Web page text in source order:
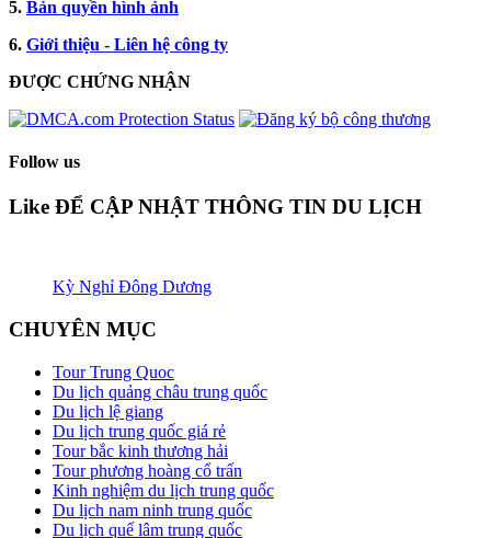
5. Bản quyền hình ảnh
6. Giới thiệu - Liên hệ công ty
ĐƯỢC CHỨNG NHẬN​
Follow us
Like ĐỂ CẬP NHẬT THÔNG TIN DU LỊCH
Kỳ Nghỉ Đông Dương
CHUYÊN MỤC
Tour Trung Quoc
Du lịch quảng châu trung quốc
Du lịch lệ giang
Du lịch trung quốc giá rẻ
Tour bắc kinh thương hải
Tour phương hoàng cổ trấn
Kinh nghiệm du lịch trung quốc
Du lịch nam ninh trung quốc
Du lịch quế lâm trung quốc